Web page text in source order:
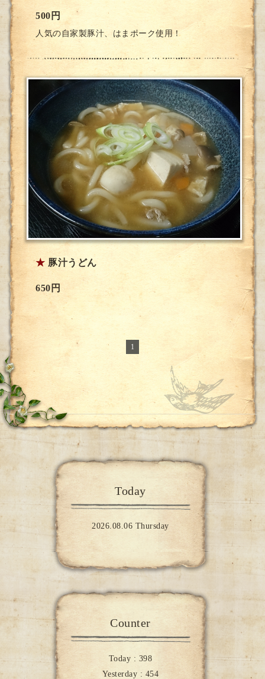
500円
人気の自家製豚汁、はまポーク使用！
★ 豚汁うどん
650円
1
Today
2026.08.06 Thursday
Counter
Today : 398
Yesterday : 454